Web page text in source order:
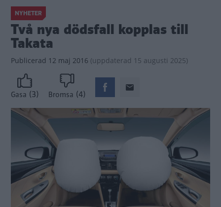
NYHETER
Två nya dödsfall kopplas till
Takata
Publicerad 12 maj 2016 (uppdaterad 15 augusti 2025)
Gasa (3) Bromsa (4)